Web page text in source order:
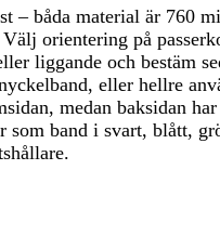
– båda material är 760
orientering på
liggande och bestäm
eller hellre
medan baksidan
band i svart, blått,